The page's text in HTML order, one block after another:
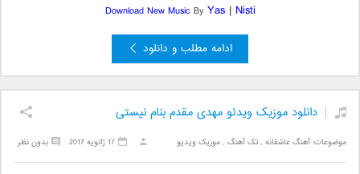
Download New MusicByYas| Nisti
ادامه مطلب و دانلود
دانلود موزیک ویدئو مهدی مقدم بنام نیستی
موضوعات:آهنگ عاشقانه ,تک آهنگ ,موزیک ویدیو بدون نظر 17 ژانویه 2017